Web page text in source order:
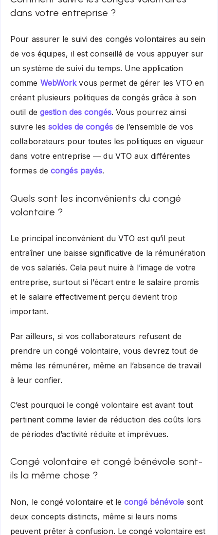
dans votre entreprise ?
Pour assurer le suivi des congés volontaires au sein
de vos équipes, il est conseillé de vous appuyer sur
un système de suivi du temps. Une application
comme WebWorkvous permet de gérer les VTO en
créant plusieurs politiques de congés grâce à son
outil de gestion des congés. Vous pourrez ainsi
suivre lessoldes de congésde l’ensemble de vos
collaborateurs pour toutes les politiques en vigueur
dans votre entreprise — du VTO aux différentes
formes de congés payés.
Quels sont les inconvénients du congé
volontaire ?
Le principal inconvénient du VTO est qu’il peut
entraîner une baisse significative de la rémunération
de vos salariés. Cela peut nuire à l’image de votre
entreprise, surtout si l’écart entre le salaire promis
et le salaire effectivement perçu devient trop
important.
Par ailleurs, si vos collaborateurs refusent de
prendre un congé volontaire, vous devrez tout de
même les rémunérer, même en l’absence de travail
à leur confier.
C’est pourquoi le congé volontaire est avant tout
pertinent comme levier de réduction des coûts lors
de périodes d’activité réduite et imprévues.
Congé volontaire et congé bénévole sont-
ils la même chose ?
Non, le congé volontaire et lecongé bénévole sont
deux concepts distincts, même si leurs noms
peuvent prêter à confusion. Le congé volontaire est